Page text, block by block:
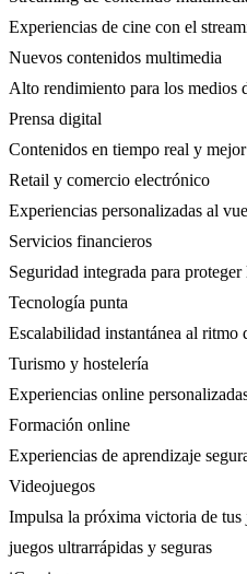
Experiencias de cine con el
Nuevos contenidos multimedia
Alto rendimiento para los medios
Prensa digital
Contenidos en tiempo real y
Retail y comercio electrónico
Experiencias personalizadas al
Servicios financieros
Seguridad integrada para
Tecnología punta
Escalabilidad instantánea al ritmo
Turismo y hostelería
Experiencias online
Formación online
Experiencias de aprendizaje
Videojuegos
Impulsa la próxima victoria de tus
juegos ultrarrápidas y seguras